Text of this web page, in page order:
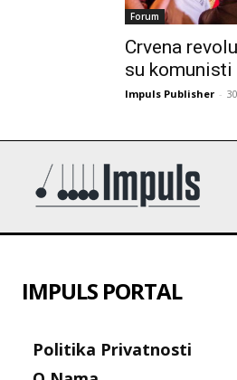
Forum
Crvena
su
Impuls Publisher -
IMPULS PORTAL
Politika Privatnosti